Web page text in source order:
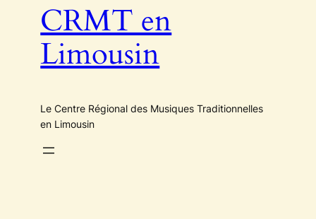
CRMT en
Limousin
Le Centre Régional des Musiques Traditionnelles
en Limousin